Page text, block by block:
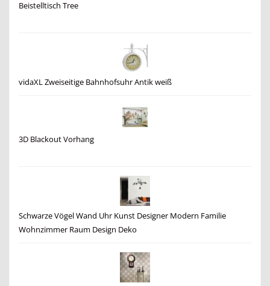
Beistelltisch Tree
vidaXL Zweiseitige Bahnhofsuhr Antik weiß
3D Blackout Vorhang
Schwarze Vögel Wand Uhr Kunst Designer Modern Familie
Wohnzimmer Raum Design Deko